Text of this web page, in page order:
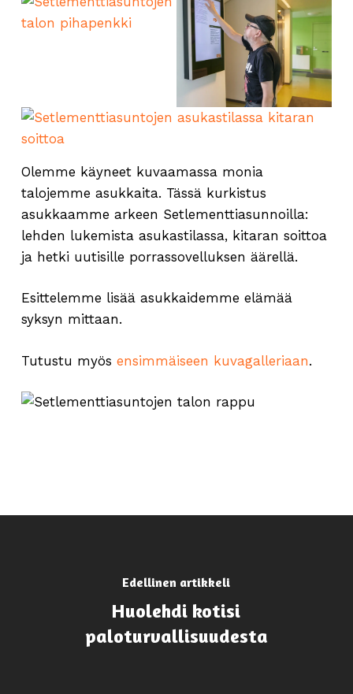
Olemme käyneet kuvaamassa monia
talojemme asukkaita. Tässä kurkistus
asukkaamme arkeen Setlementtiasunnoilla:
lehden lukemista asukastilassa, kitaran soittoa
ja hetki uutisille porrassovelluksen äärellä.
Esittelemme lisää asukkaidemme elämää
syksyn mittaan.
Tutustu myös ensimmäiseen kuvagalleriaan.
Edellinen artikkeli
Huolehdi kotisi
paloturvallisuudesta